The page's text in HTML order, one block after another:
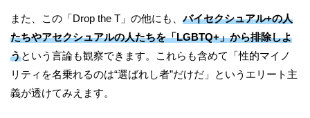
また、この「Drop the T」の他にも、バイセクシュアル+の人
たちやアセクシュアルの人たちを「LGBTQ+」から排除しよ
うという言論も観察できます。これらも含めて「性的マイノ
リティを名乗れるのは“選ばれし者”だけだ」というエリート主
義が透けてみえます。